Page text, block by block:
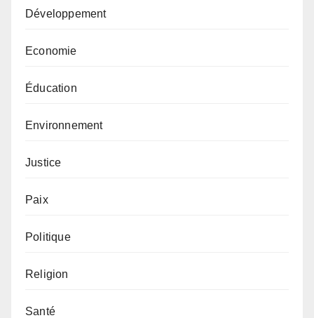
Développement
Economie
Éducation
Environnement
Justice
Paix
Politique
Religion
Santé